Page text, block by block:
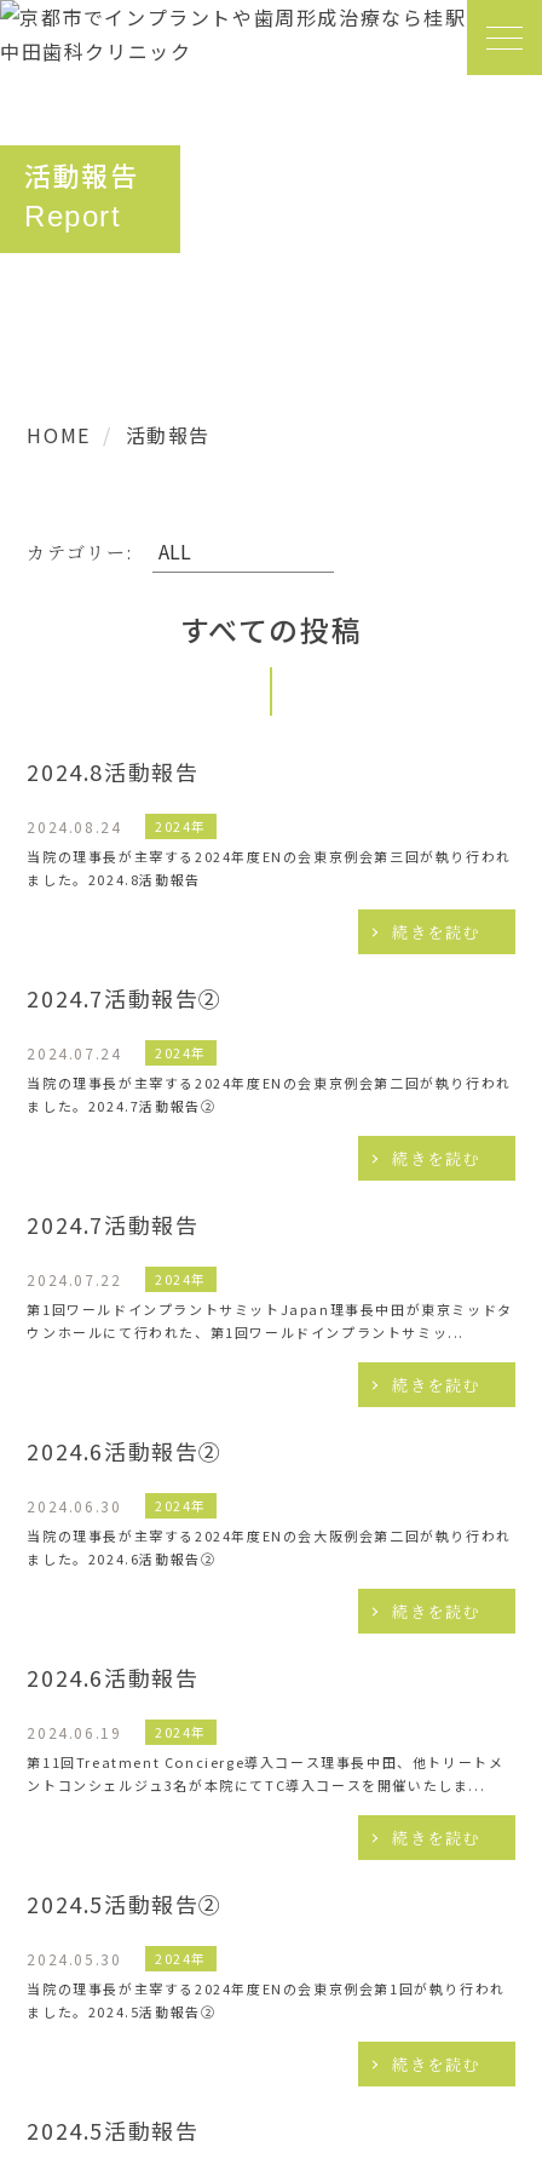
活動報告
Report
HOME 活動報告
カテゴリー:
すべての投稿
2024.8活動報告
2024.08.24
2024年
当院の理事⻑が主宰する2024年度ENの会東京例会第三回が執り⾏われ
ました。2024.8活動報告
続きを読む
2024.7活動報告②
2024.07.24
2024年
当院の理事⻑が主宰する2024年度ENの会東京例会第⼆回が執り⾏われ
ました。2024.7活動報告②
続きを読む
2024.7活動報告
2024.07.22
2024年
第1回ワールドインプラントサミットJapan理事⻑中⽥が東京ミッドタ
ウンホールにて⾏われた、第1回ワールドインプラントサミッ...
続きを読む
2024.6活動報告②
2024.06.30
2024年
当院の理事⻑が主宰する2024年度ENの会⼤阪例会第⼆回が執り⾏われ
ました。2024.6活動報告②
続きを読む
2024.6活動報告
2024.06.19
2024年
第11回Treatment Concierge導入コース理事長中田、他トリートメ
ントコンシェルジュ3名が本院にてTC導入コースを開催いたしま...
続きを読む
2024.5活動報告②
2024.05.30
2024年
当院の理事⻑が主宰する2024年度ENの会東京例会第1回が執り⾏われ
ました。2024.5活動報告②
続きを読む
2024.5活動報告